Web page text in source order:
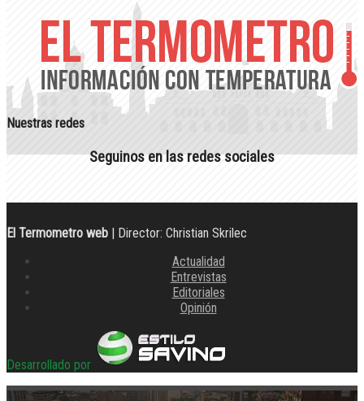
Nuestras redes
Seguinos en las redes sociales
El Termometro web | Director: Christian Skrilec
Actualidad
Entrevistas
Editoriales
Opinión
Desarrollado por